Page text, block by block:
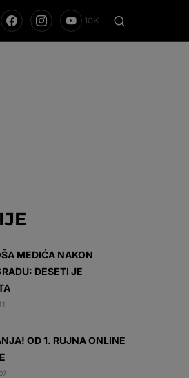
10K
MEDIĆA NAKON
DESETI JE
OD 1. RUJNA ONLINE